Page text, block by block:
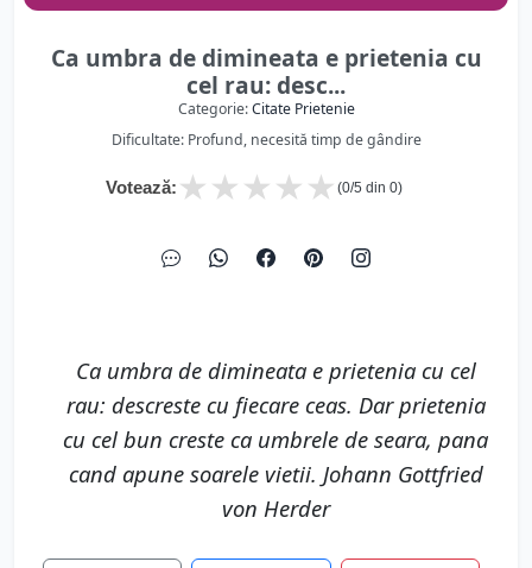
Ca umbra de dimineata e prietenia cu
cel rau: desc...
Categorie:Citate Prietenie
Dificultate: Profund, necesită timp de gândire
Votează: ★
★
★
★
★ (0/5 din 0)
Ca umbra de dimineata e prietenia cu cel
rau: descreste cu fiecare ceas. Dar prietenia
cu cel bun creste ca umbrele de seara, pana
cand apune soarele vietii. Johann Gottfried
von Herder